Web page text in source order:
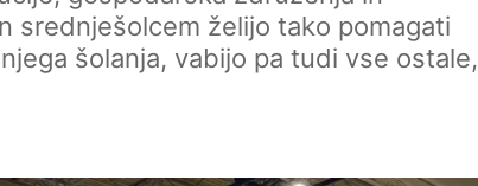
srednješolcem želijo tako pomagati
šolanja, vabijo pa tudi vse ostale,